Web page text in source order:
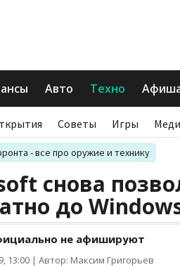
Авто Техно
Советы Игры
- все про оружие и технику
снова
до
не афишируют
13:00 | Автор: Максим Григорьев